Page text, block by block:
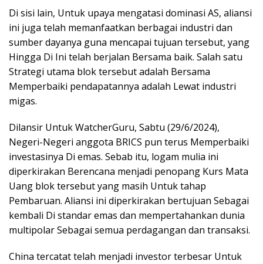
Di sisi lain, Untuk upaya mengatasi dominasi AS, aliansi
ini juga telah memanfaatkan berbagai industri dan
sumber dayanya guna mencapai tujuan tersebut, yang
Hingga Di Ini telah berjalan Bersama baik. Salah satu
Strategi utama blok tersebut adalah Bersama
Memperbaiki pendapatannya adalah Lewat industri
migas.
Dilansir Untuk WatcherGuru, Sabtu (29/6/2024),
Negeri-Negeri anggota BRICS pun terus Memperbaiki
investasinya Di emas. Sebab itu, logam mulia ini
diperkirakan Berencana menjadi penopang Kurs Mata
Uang blok tersebut yang masih Untuk tahap
Pembaruan. Aliansi ini diperkirakan bertujuan Sebagai
kembali Di standar emas dan mempertahankan dunia
multipolar Sebagai semua perdagangan dan transaksi.
China tercatat telah menjadi investor terbesar Untuk